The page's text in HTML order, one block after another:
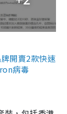
開賣2款快速
病毒